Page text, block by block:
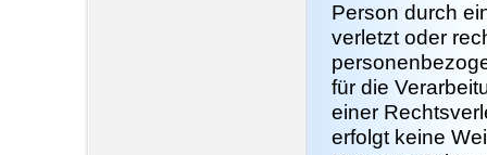
Person durch
verletzt oder
für die
einer
erfolgt keine